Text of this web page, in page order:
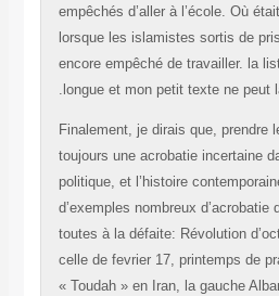
empêchés d’aller à
lorsque les
encore empêché
longue et mon petit
Finalement, je
toujours une
politique, et
d’exemples
toutes à la défaite:
celle de fevrier 17,
« Toudah » en